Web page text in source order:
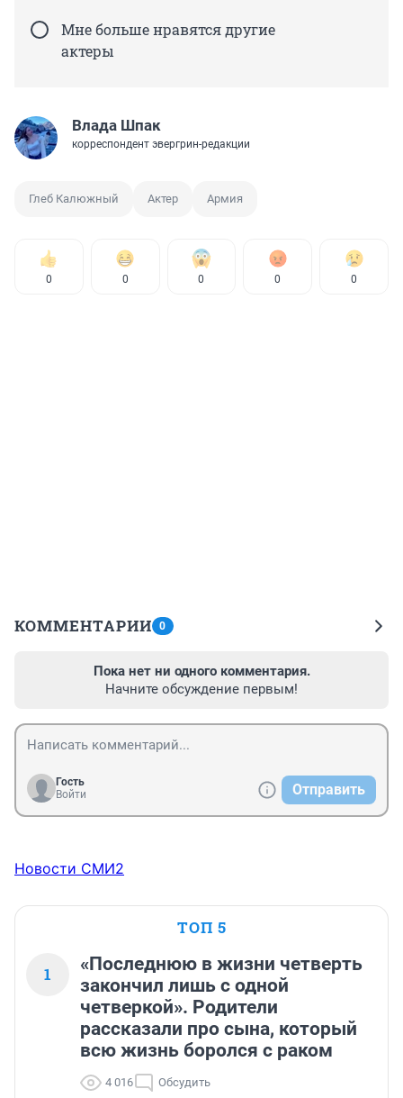
Мне больше нравятся другие
актеры
Влада Шпак
корреспондент эвергрин-редакции
Глеб Калюжный Актер Армия
0 0 0 0 0
КОММЕНТАРИИ 0
Пока нет ни одного комментария.
Начните обсуждение первым!
Гость
Войти
Отправить
Новости СМИ2
ТОП 5
1
«Последнюю в жизни четверть
закончил лишь с одной
четверкой». Родители
рассказали про сына, который
всю жизнь боролся с раком
4 016 Обсудить